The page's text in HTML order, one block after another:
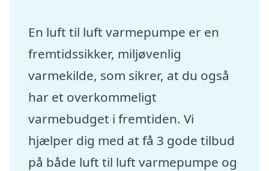
En luft til luft varmepumpe er en
fremtidssikker, miljøvenlig
varmekilde, som sikrer, at du også
har et overkommeligt
varmebudget i fremtiden. Vi
hjælper dig med at få 3 gode tilbud
på både luft til luft varmepumpe og